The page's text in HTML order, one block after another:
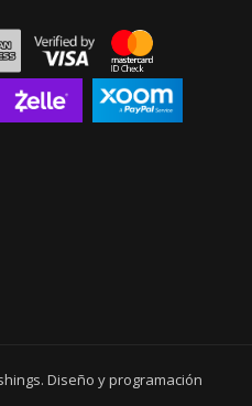
Diseño y programación